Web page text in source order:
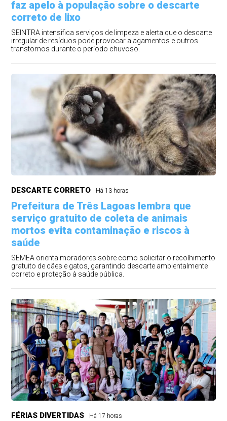
faz apelo à população sobre o descarte
correto de lixo
SEINTRA intensifica serviços de limpeza e alerta que o descarte
irregular de resíduos pode provocar alagamentos e outros
transtornos durante o período chuvoso.
DESCARTE CORRETO Há 13 horas
Prefeitura de Três Lagoas lembra que
serviço gratuito de coleta de animais
mortos evita contaminação e riscos à
saúde
SEMEA orienta moradores sobre como solicitar o recolhimento
gratuito de cães e gatos, garantindo descarte ambientalmente
correto e proteção à saúde pública.
FÉRIAS DIVERTIDAS Há 17 horas